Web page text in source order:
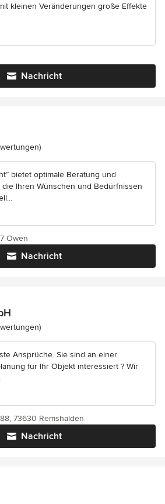
kleinen Veränderungen große Effekte
Nachricht
5 von 5 Sternen
bietet optimale Beratung und
Ihren Wünschen und Bedürfnissen
Nachricht
Owen
5 von 5 Sternen
Ansprüche. Sie sind an einer
für Ihr Objekt interessiert ? Wir
Nachricht
73630 Remshalden